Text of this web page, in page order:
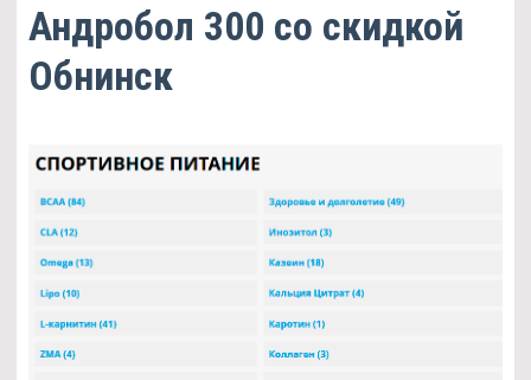
Андробол 300 со скидкой
Обнинск